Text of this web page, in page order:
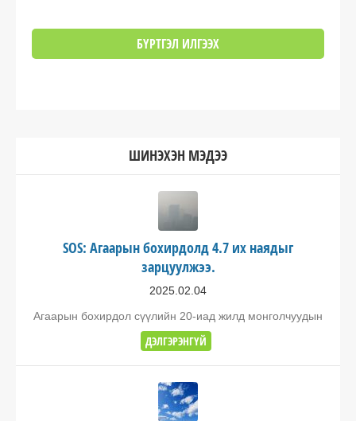
ШИНЭХЭН МЭДЭЭ
SOS: Агаарын бохирдолд 4.7 их наядыг
зарцуулжээ.
2025.02.04
Агаарын бохирдол сүүлийн 20-иад жилд монголчуудын
ДЭЛГЭРЭНГҮЙ